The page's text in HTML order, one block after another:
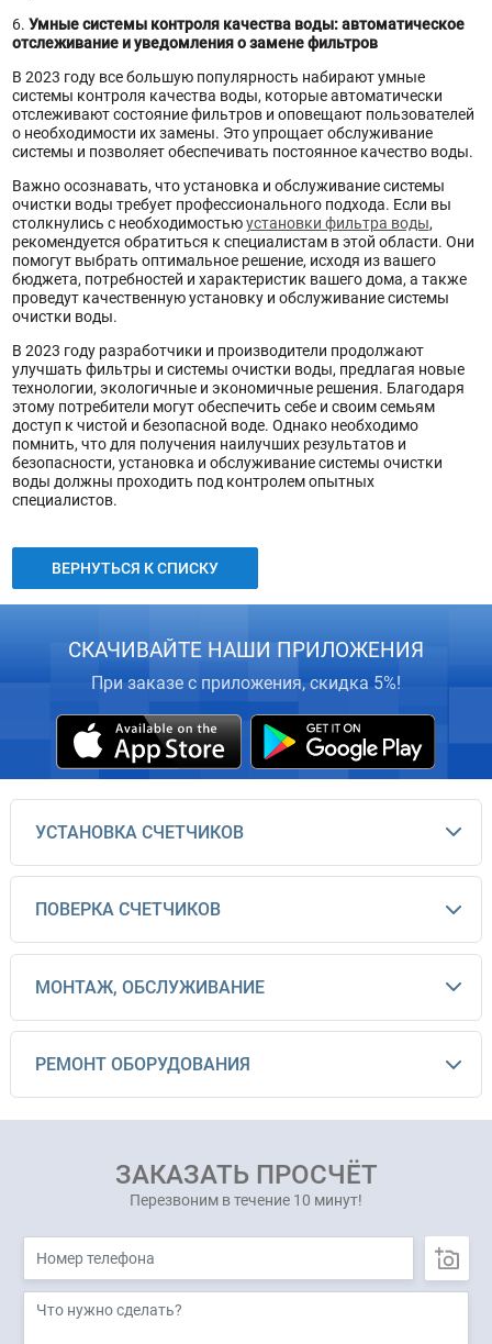
6. Умные системы контроля качества воды: автоматическое
отслеживание и уведомления о замене фильтров
В 2023 году все большую популярность набирают умные
системы контроля качества воды, которые автоматически
отслеживают состояние фильтров и оповещают пользователей
о необходимости их замены. Это упрощает обслуживание
системы и позволяет обеспечивать постоянное качество воды.
Важно осознавать, что установка и обслуживание системы
очистки воды требует профессионального подхода. Если вы
столкнулись с необходимостьюустановки фильтра воды,
рекомендуется обратиться к специалистам в этой области. Они
помогут выбрать оптимальное решение, исходя из вашего
бюджета, потребностей и характеристик вашего дома, а также
проведут качественную установку и обслуживание системы
очистки воды.
В 2023 году разработчики и производители продолжают
улучшать фильтры и системы очистки воды, предлагая новые
технологии, экологичные и экономичные решения. Благодаря
этому потребители могут обеспечить себе и своим семьям
доступ к чистой и безопасной воде. Однако необходимо
помнить, что для получения наилучших результатов и
безопасности, установка и обслуживание системы очистки
воды должны проходить под контролем опытных
специалистов.
ВЕРНУТЬСЯ К СПИСКУ
СКАЧИВАЙТЕ НАШИ ПРИЛОЖЕНИЯ
При заказе с приложения, скидка 5%!
УСТАНОВКА СЧЕТЧИКОВ
ПОВЕРКА СЧЕТЧИКОВ
МОНТАЖ, ОБСЛУЖИВАНИЕ
РЕМОНТ ОБОРУДОВАНИЯ
ЗАКАЗАТЬ ПРОСЧЁТ
Перезвоним в течение 10 минут!